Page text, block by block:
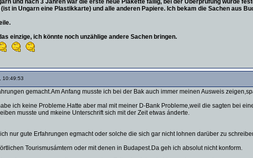
und nach 3 Jahren war die erste neue Plakette fällig, bei der Überprüfung wurde
in Ungarn eine Plastikkarte) und alle anderen Papiere. Ich bekam die Sachen aus
einzige, ich könnte noch unzählige andere Sachen bringen.
10:49:53
gemacht.Am Anfang musste ich bei der Bak auch immer meinen Ausweis
ich keine Probleme.Hatte aber mal mit meiner D-Bank Probleme,weil die sagten bei
musste und mkeine Unterschrift sich mit der Zeit etwas ánderte.
nur gute Erfahrungen egmacht oder solche die sich gar nicht lohnen darüber zu
Tourismusámtern oder mit denen in Budapest.Da geh ich absolut nicht konform.